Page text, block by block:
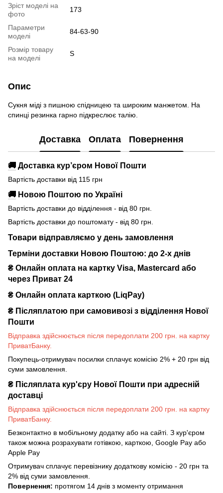
Зріст моделі на
фото
173
Параметри
моделі
84-63-90
Розмір товару
на моделі
S
Опис
Сукня міді з пишною спідницею та широким манжетом. На
спинці резинка гарно підкреслює талію.
Доставка Оплата Повернення
🚚 Доставка кур’єром Нової Пошти
Вартість доставки від 115 грн
🚚 Новою Поштою по Україні
Вартість доставки до відділення - від 80 грн.
Вартість доставки до поштомату - від 80 грн.
Товари відправляємо у день замовлення
Терміни доставки Новою Поштою: до 2-х днів
₴ Онлайн оплата на картку Visa, Mastercard або
через Приват 24
₴ Онлайн оплата карткою (LiqPay)
₴ Післяплатою при самовивозі з відділення Нової
Пошти
Відправка здійснюється після передоплати 200 грн. на картку
ПриватБанку.
Покупець-отримувач посилки сплачує комісію 2% + 20 грн від
суми замовлення.
₴ Післяплата кур'єру Нової Пошти при адресній
доставці
Відправка здійснюється після передоплати 200 грн. на картку
ПриватБанку.
Безконтактно в мобільному додатку або на сайті. З кур'єром
також можна розрахувати готівкою, карткою, Google Pay або
Apple Pay
Отримувач сплачує перевізнику додаткову комісію - 20 грн та
2% від суми замовлення.
Повернення: протягом 14 днів з моменту отримання